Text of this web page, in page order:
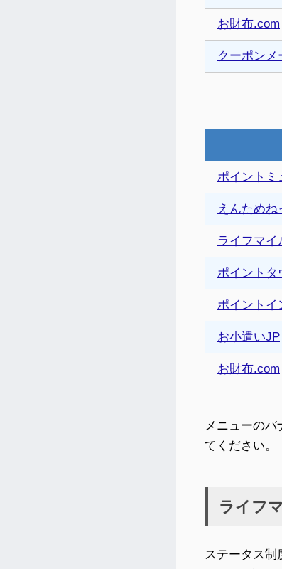
お財布.com
クーポンメ
ポイントミ
えんためね
ライフマイ
ポイントタ
ポイントイ
お小遣いJP
お財布.com
メニューの
てください。
ライフ
ステータス